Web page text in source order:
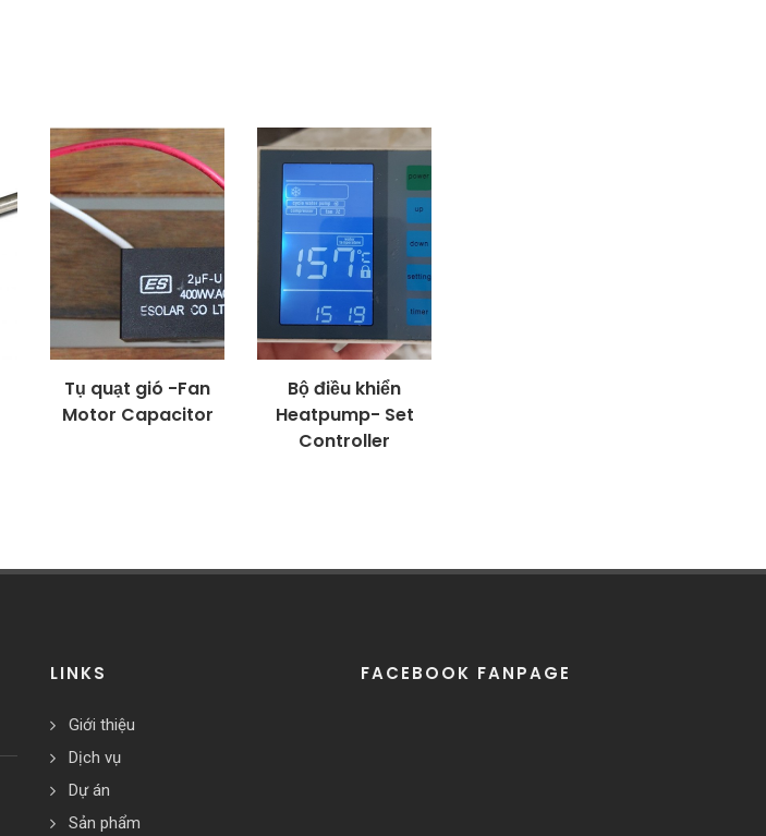
Tụ quạt gió -Fan
Motor Capacitor
Bộ điều khiển
Heatpump- Set
Controller
LINKS
Giới thiệu
Dịch vụ
Dự án
Sản phẩm
FACEBOOK FANPAGE